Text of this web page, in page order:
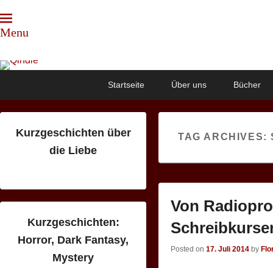
Menu
Qindie
Das Autorenkorrektiv
Startseite Über uns Bücher
TAG ARCHIVES:
Von
Posted on 17. Juli 2014 by
Kurzgeschichten über
die Liebe
Kurzgeschichten:
Horror, Dark Fantasy,
Mystery